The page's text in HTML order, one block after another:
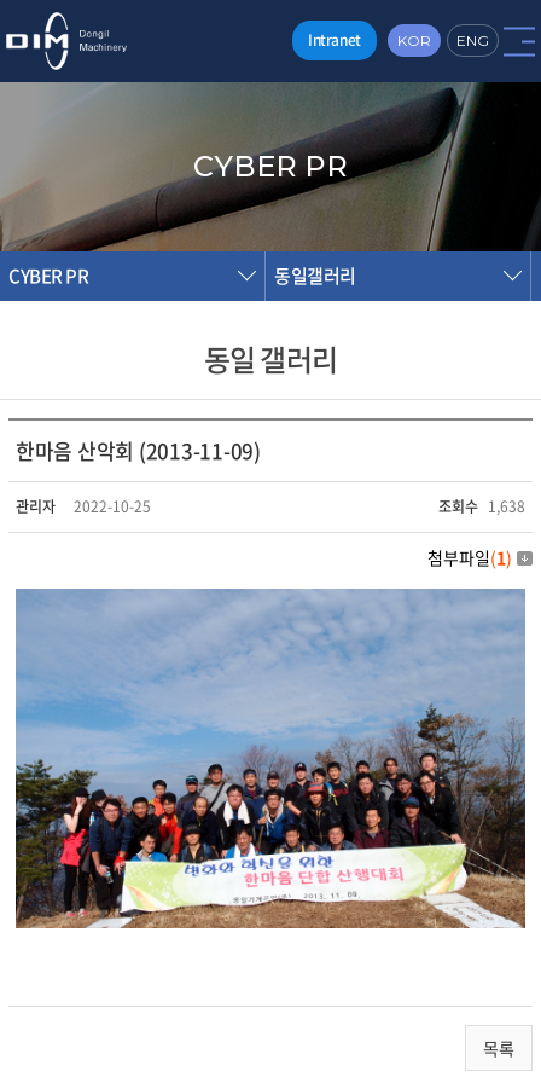
Intranet KOR ENG
CYBER PR
CYBER PR 동일갤러리
동일 갤러리
한마음 산악회 (2013-11-09)
관리자 2022-10-25 조회수 1,638
첨부파일(1)
목록